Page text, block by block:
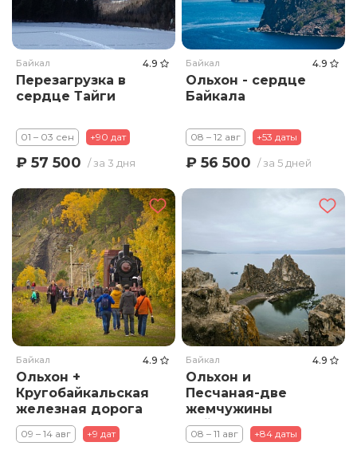
Байкал 4.9
Перезагрузка в
сердце Тайги
01 – 03 сен +90 дат
₽ 57 500 / за 3 дня
Байкал 4.9
Ольхон - сердце
Байкала
08 – 12 авг +53 даты
₽ 56 500 / за 5 дней
Байкал 4.9
Ольхон +
Кругобайкальская
железная дорога
09 – 14 авг +9 дат
Байкал 4.9
Ольхон и
Песчаная-две
жемчужины
Байкала
08 – 11 авг +84 даты